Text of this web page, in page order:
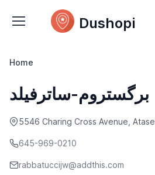
Dushopi
Home
برگستروم-ساترفیلد
5546 Charing Cross Avenue,
645-969-0210
rabbatuccijw@addthis.com